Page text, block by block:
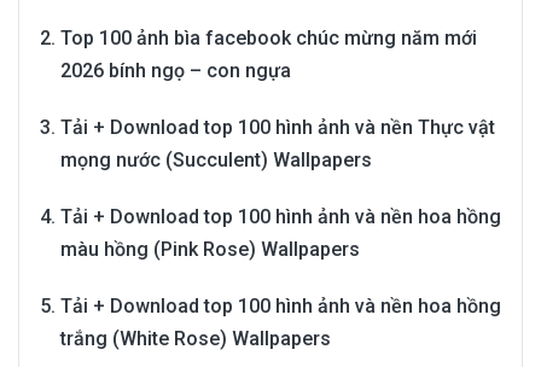
Top 100 ảnh bìa facebook chúc mừng năm mới
2026 bính ngọ – con ngựa
Tải + Download top 100 hình ảnh và nền Thực vật
mọng nước (Succulent) Wallpapers
Tải + Download top 100 hình ảnh và nền hoa hồng
màu hồng (Pink Rose) Wallpapers
Tải + Download top 100 hình ảnh và nền hoa hồng
trắng (White Rose) Wallpapers